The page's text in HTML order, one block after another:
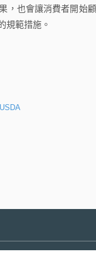
，也會讓消費者開始
規範措施。